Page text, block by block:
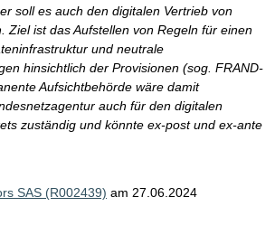
soll es auch den digitalen Vertrieb von
Ziel ist das Aufstellen von Regeln für einen
und neutrale
hinsichtlich der Provisionen (sog. FRAND-
Aufsichtbehörde wäre damit
auch für den digitalen
zuständig und könnte ex-post und ex-ante
SAS (R002439) am 27.06.2024